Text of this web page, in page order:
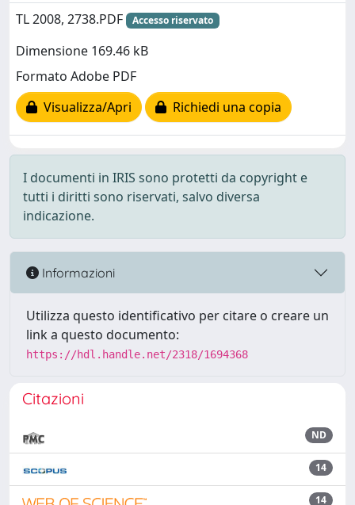
TL 2008, 2738.PDF
Accesso riservato
Dimensione 169.46 kB
Formato Adobe PDF
Visualizza/Apri
Richiedi una copia
I documenti in IRIS sono protetti da copyright e
tutti i diritti sono riservati, salvo diversa
indicazione.
Informazioni
Utilizza questo identificativo per citare o creare un
link a questo documento:
https://hdl.handle.net/2318/1694368
Citazioni
ND
14
14